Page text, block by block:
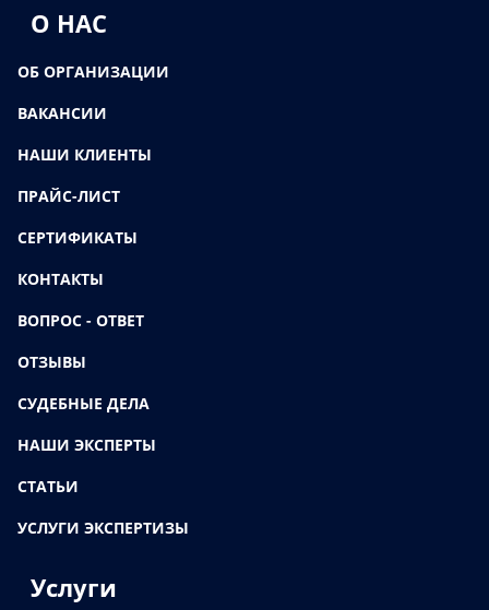
О НАС
ОБ ОРГАНИЗАЦИИ
ВАКАНСИИ
НАШИ КЛИЕНТЫ
ПРАЙС-ЛИСТ
СЕРТИФИКАТЫ
КОНТАКТЫ
ВОПРОС - ОТВЕТ
ОТЗЫВЫ
СУДЕБНЫЕ ДЕЛА
НАШИ ЭКСПЕРТЫ
СТАТЬИ
УСЛУГИ ЭКСПЕРТИЗЫ
Услуги